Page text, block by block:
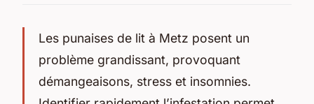
Les punaises de lit à Metz posent un
problème grandissant, provoquant
démangeaisons, stress et insomnies.